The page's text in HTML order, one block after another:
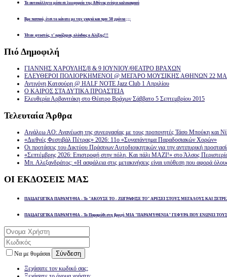
Το αυτοκόλλητο μέσα σε λεωφορείο της Αθήνας ενόψει καλοκαιριού
Βρε παππού, έτσι το κάνατε με την γιαγιά και πριν 50 χρόνια ;;;
Ήταν φτυστός, τ’ ορκίζομαι, ολόιδιος ο Αλέξης!!!
Πιό Δημοφιλή
ΓΙΑΝΝΗΣ ΧΑΡΟΥΛΗΣ/8 & 9 ΙΟΥΝΙΟΥ/ΘΕΑΤΡΟ ΒΡΑΧΩΝ
ΕΛΕΥΘΕΡΟΙ ΠΟΛΙΟΡΚΗΜΕΝΟΙ @ ΜΕΓΑΡΟ ΜΟΥΣΙΚΗΣ ΑΘΗΝΩΝ 22
Αντιγόνη Κατσούρη @ HALF NOTE Jazz Club 1 Απριλίου
Ο ΚΑΙΡΟΣ ΣΤΑ ΔΥΤΙΚΑ ΠΡΟΑΣΤΕΙΑ
Ελευθερία Αρβανιτάκη στο Θέατρο Βράχων Σάββατο 5 Σεπτεμβρίου 2015
Τελευταία Άρθρα
Αιγάλεω ΑΟ: Ανανέωση της συνεργασίας με τους προπονητές Τάσο Μπούκη και
«Διεθνές Φεστιβάλ Πέτρας» 2026: 11ο «Συναπάντημα Παραδοσιακών Χορών»
Οι προτάσεις του Δικτύου Πράσινων Αυτοδιοικητικών για την αντιπυρική
«Σεπτέμβρης 2026: Επιστροφή στην πόλη. Και πάλι ΜΑΖΙ!» στο Άλσος
Μπ. Αλεξανδράτος: «Η ασφάλεια στις μετακινήσεις είναι υπόθεση που αφορά
ΟΙ ΕΚΔΟΣΕΙΣ ΜΑΣ
ΠΑΙΔΑΓΩΓΙΚΑ ΠΑΡΑΜΥΘΙΑ - Το "ΑΚΟΥΣΕ ΤΟ - ΖΩΓΡΑΦΙΣΕ ΤΟ" ΑΡΕΣΕΙ ΣΤΟΥΣ ΜΕΓΑΛΟΥΣ ΚΑΙ
ΠΑΙΔΑΓΩΓΙΚΑ ΠΑΡΑΜΥΘΙΑ - Το Παραμύθι στη βροχή ΜΙΑ "ΠΑΡΑΜΥΘΕΝΙΑ" ΓΕΦΥΡΑ ΠΟΥ ΕΝΩΝΕΙ
Να με θυμάσαι Σύνδεση
Ξεχάσατε τον κωδικό σας;